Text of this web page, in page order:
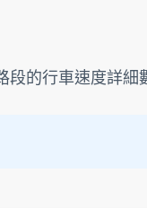
段的行車速度詳細